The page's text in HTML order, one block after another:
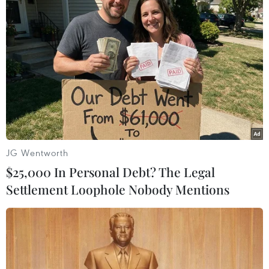
ngừa vi phạm về an toàn thực phẩm, khi phát
hiện vi phạm thì xử lý nghiêm.
(Vietnam+)
JG Wentworth
$25,000 In Personal Debt? The Legal
Settlement Loophole Nobody Mentions